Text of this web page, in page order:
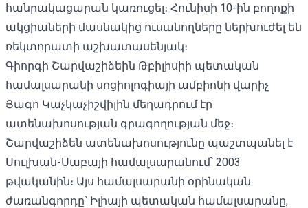
հանրակացարան կառուցել։ Հունիսի 10-ին բողոքի
ակցիաների մասնակից ուսանողները ներխուժել են
ռեկտորատի աշխատասենյակ։
Գիորգի Շարվաշիձեին Թբիլիսիի պետական ​​
համալսարանի սոցիոլոգիայի ամբիոնի վարիչ
Յագո Կաչկաչիշվիլին մեղադրում էր
ատենախոսության գրագողության մեջ։
Շարվաշիձեն ատենախոսությունը պաշտպանել է
Սուլխան-Սաբայի համալսարանում՝ 2003
թվականին։ Այս համալսարանի օրինական
ժառանգորդը՝ Իլիայի պետական ​​համալսարանը,